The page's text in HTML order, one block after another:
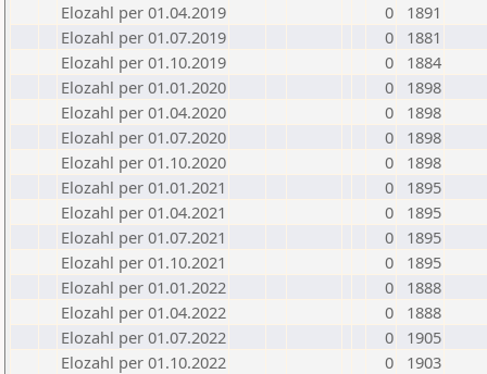
Elozahl per 01.04.2019
0
1891
Elozahl per 01.07.2019
0
1881
Elozahl per 01.10.2019
0
1884
Elozahl per 01.01.2020
0
1898
Elozahl per 01.04.2020
0
1898
Elozahl per 01.07.2020
0
1898
Elozahl per 01.10.2020
0
1898
Elozahl per 01.01.2021
0
1895
Elozahl per 01.04.2021
0
1895
Elozahl per 01.07.2021
0
1895
Elozahl per 01.10.2021
0
1895
Elozahl per 01.01.2022
0
1888
Elozahl per 01.04.2022
0
1888
Elozahl per 01.07.2022
0
1905
Elozahl per 01.10.2022
0
1903